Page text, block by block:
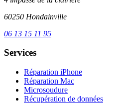
60250 Hondainville
06 13 15 11 95
Services
Réparation iPhone
Réparation Mac
Microsoudure
Récupération de données